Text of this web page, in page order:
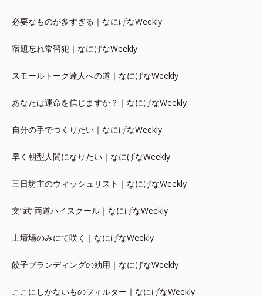
必要なものが多すぎる｜なにげなWeekly
宿題忘れ常習犯｜なにげなWeekly
スモールトーク達人への道｜なにげなWeekly
あなたは運命を信じますか？｜なにげなWeekly
自分の手でつくりたい｜なにげなWeekly
早く朝型人間になりたい｜なにげなWeekly
三日坊主のウィッシュリスト｜なにげなWeekly
文“武”両道ハイスクール｜なにげなWeekly
土壇場のみにて咲く｜なにげなWeekly
餃子ブランディングの効用｜なにげなWeekly
ここにしかないものフィルター｜なにげなWeekly